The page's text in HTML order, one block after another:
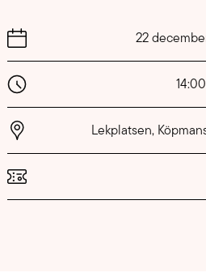
22
14:00
Lekplatsen,